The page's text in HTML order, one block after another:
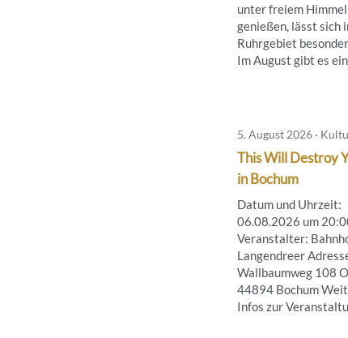
unter freiem
genießen, lässt sich
Ruhrgebiet
Im August gibt es eine
5. August 2026 ·
This Will Destroy
in Bochum
Datum und Uhrzeit:
06.08.2026 um
Veranstalter:
Langendreer
Wallbaumweg 108
44894 Bochum
Infos zur